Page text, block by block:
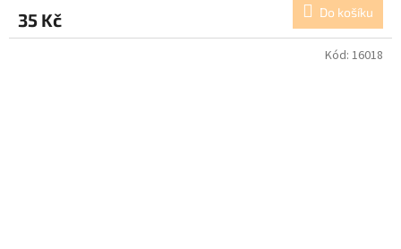
35 Kč Do košíku
Kód: 16018